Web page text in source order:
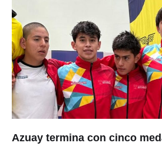
Azuay termina con cinco